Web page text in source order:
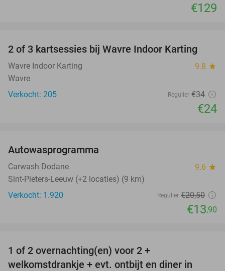
€129
29%
2 of 3 kartsessies bij Wavre Indoor Karting
Wavre Indoor Karting 9.8 star
Wavre
Verkocht: 205
Regulier €34
€24
Autowasprogramma
Carwash Dodane 9.6 star
Sint-Pieters-Leeuw (+2 locaties) (9 km)
Verkocht: 1.920
Regulier €20,50
€13,90
1 of 2 overnachting(en) voor 2 +
welkomstdrankje + evt. ontbijt en diner in